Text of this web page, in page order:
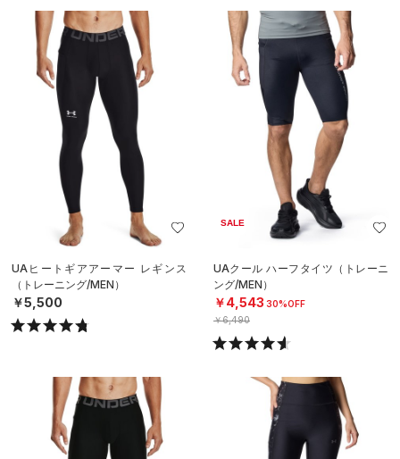
UAヒートギアアーマー レギンス
（トレーニング/MEN）
￥5,500
SALE
UAクール ハーフタイツ（トレーニ
ング/MEN）
￥4,543 30%OFF
￥6,490